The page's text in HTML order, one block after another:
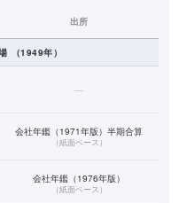
出所
（1949年）
—
会社年鑑（1971年版）半期合算
（紙面ベース）
会社年鑑（1976年版）
（紙面ベース）